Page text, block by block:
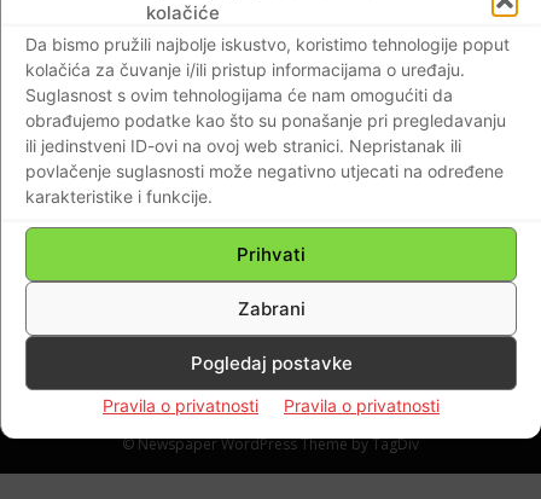
kolačiće
Da bismo pružili najbolje iskustvo, koristimo tehnologije poput
kolačića za čuvanje i/ili pristup informacijama o uređaju.
Suglasnost s ovim tehnologijama će nam omogućiti da
obrađujemo podatke kao što su ponašanje pri pregledavanju
ili jedinstveni ID-ovi na ovoj web stranici. Nepristanak ili
povlačenje suglasnosti može negativno utjecati na određene
karakteristike i funkcije.
Prihvati
Zabrani
Pogledaj postavke
Pravila o privatnosti Pravila o privatnosti
Svjedoci vremena
Od tamo se križ ovaj ne vidi.. ..od tamo nije
moguće vidjeti Josu našega kako ga rafal
pogađa u lice, kako mu zatiljne kosti lete na
Braniteljski portal - 07.02.2022 0
Impressum Kontaktirajte nas Pravila o privatnosti
© Newspaper WordPress Theme by TagDiv